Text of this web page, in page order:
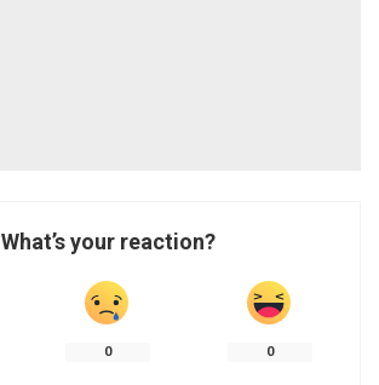
What’s your reaction?
0 0